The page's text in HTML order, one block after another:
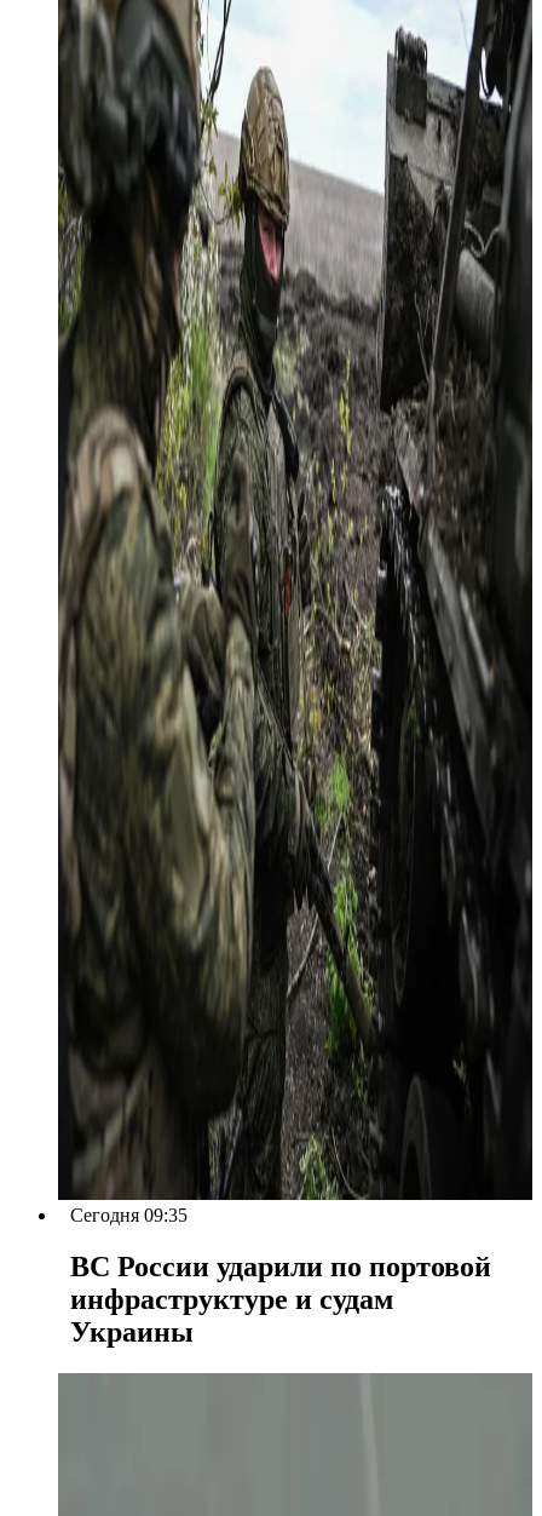
Сегодня 09:35
ВС России ударили по портовой
инфраструктуре и судам
Украины